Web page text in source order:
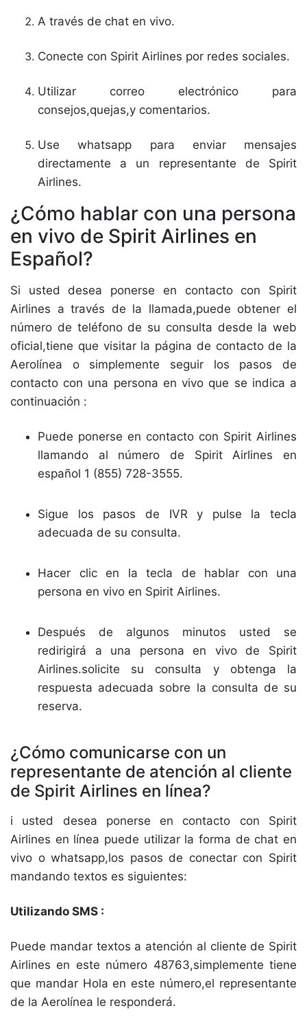
A través de chat en vivo.
Conecte con Spirit Airlines por redes sociales.
Utilizar correo electrónico para
consejos,quejas,y comentarios.
Use whatsapp para enviar mensajes
directamente a un representante de Spirit
Airlines.
¿Cómo hablar con una persona
en vivo de Spirit Airlines en
Español?
Si usted desea ponerse en contacto con Spirit
Airlines a través de la llamada,puede obtener el
número de teléfono de su consulta desde la web
oficial,tiene que visitar la página de contacto de la
Aerolínea o simplemente seguir los pasos de
contacto con una persona en vivo que se indica a
continuación :
Puede ponerse en contacto con Spirit Airlines
llamando al número de Spirit Airlines en
español 1 (855) 728-3555.
Sigue los pasos de IVR y pulse la tecla
adecuada de su consulta.
Hacer clic en la tecla de hablar con una
persona en vivo en Spirit Airlines.
Después de algunos minutos usted se
redirigirá a una persona en vivo de Spirit
Airlines.solicite su consulta y obtenga la
respuesta adecuada sobre la consulta de su
reserva.
¿Cómo comunicarse con un
representante de atención al cliente
de Spirit Airlines en línea?
i usted desea ponerse en contacto con Spirit
Airlines en línea puede utilizar la forma de chat en
vivo o whatsapp,los pasos de conectar con Spirit
mandando textos es siguientes:
Utilizando SMS :
Puede mandar textos a atención al cliente de Spirit
Airlines en este número 48763,simplemente tiene
que mandar Hola en este número,el representante
de la Aerolínea le responderá.